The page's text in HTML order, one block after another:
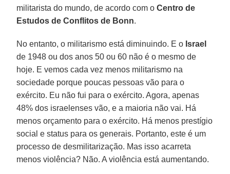
militarista do mundo, de acordo com oCentro de
Estudos de Conflitos de Bonn.
No entanto, o militarismo está diminuindo. E o Israel
de 1948 ou dos anos 50 ou 60 não é o mesmo de
hoje. E vemos cada vez menos militarismo na
sociedade porque poucas pessoas vão para o
exército. Eu não fui para o exército. Agora, apenas
48% dos israelenses vão, e a maioria não vai. Há
menos orçamento para o exército. Há menos prestígio
social e status para os generais. Portanto, este é um
processo de desmilitarização. Mas isso acarreta
menos violência? Não. A violência está aumentando.